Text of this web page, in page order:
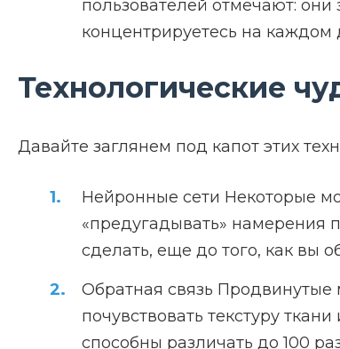
пользователей отмечают:
концентрируетесь на
Технологические
Давайте заглянем под капот этих
Нейронные сети Некоторые
«предугадывать» намерения
сделать, еще до того, как вы
Обратная связь Продвинутые
почувствовать текстуру
способны различать до 100